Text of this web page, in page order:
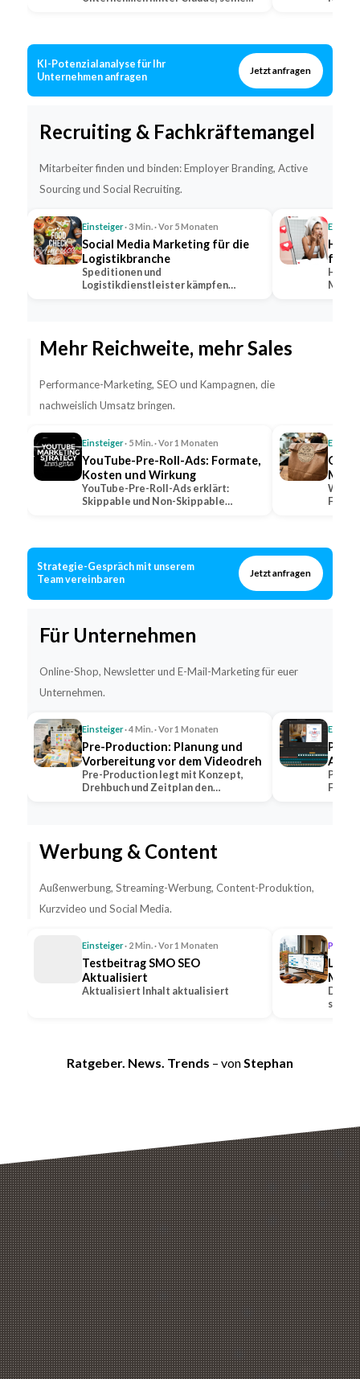
KI-Potenzialanalyse für Ihr
Unternehmen anfragen
Jetzt anfragen
Recruiting & Fachkräftemangel
Mitarbeiter finden und binden: Employer Branding, Active
Sourcing und Social Recruiting.
Einsteiger· 3 Min. · Vor 5 Monaten
Social Media Marketing für die
Logistikbranche
Speditionen und
Logistikdienstleister kämpfen
für
Mehr Reichweite, mehr Sales
Performance-Marketing, SEO und Kampagnen, die
nachweislich Umsatz bringen.
Einsteiger· 5 Min. · Vor 1 Monaten
YouTube-Pre-Roll-Ads: Formate,
Kosten und Wirkung
YouTube-Pre-Roll-Ads erklärt:
Skippable und Non-Skippable
Was
Fast-
Strategie-Gespräch mit unserem
Team vereinbaren
Jetzt anfragen
Für Unternehmen
Online-Shop, Newsletter und E-Mail-Marketing für euer
Unternehmen.
Einsteiger· 4 Min. · Vor 1 Monaten
Pre-Production: Planung und
Vorbereitung vor dem Videodreh
Pre-Production legt mit Konzept,
Drehbuch und Zeitplan den
Post-
Werbung & Content
Außenwerbung, Streaming-Werbung, Content-Produktion,
Kurzvideo und Social Media.
Einsteiger· 2 Min. · Vor 1 Monaten
Testbeitrag SMO SEO
Aktualisiert
Aktualisiert Inhalt aktualisiert
Profi
Die
Ratgeber. News. Trends – von Stephan